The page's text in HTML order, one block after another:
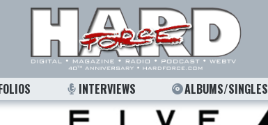
INTERVIEWS ALBUMS/SINGLES